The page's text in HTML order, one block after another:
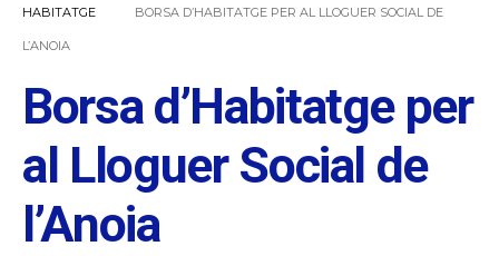
HABITATGE BORSA D’HABITATGE PER AL LLOGUER SOCIAL DE
L’ANOIA
Borsa d’Habitatge per
al Lloguer Social de
l’Anoia